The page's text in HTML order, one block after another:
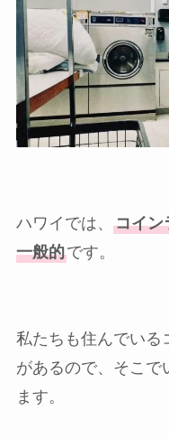
ハワイでは、 コイン
一般的です。
私たちも住んでい
があるので、そこで
ます。